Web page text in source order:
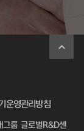
운영관리방침
룹 글로벌R&D센